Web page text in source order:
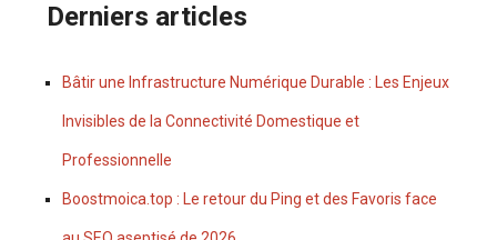
Derniers articles
Bâtir une Infrastructure Numérique Durable : Les Enjeux
Invisibles de la Connectivité Domestique et
Professionnelle
Boostmoica.top : Le retour du Ping et des Favoris face